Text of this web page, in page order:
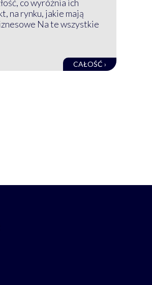
co wyróżnia ich
na rynku, jakie mają
Na te wszystkie
CAŁOŚĆ ›